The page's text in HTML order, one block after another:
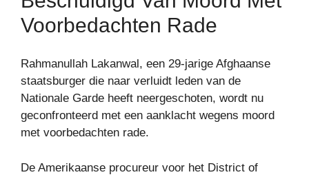
Voorbedachten Rade
Rahmanullah Lakanwal, een 29-jarige Afghaanse
staatsburger die naar verluidt leden van de
Nationale Garde heeft neergeschoten, wordt nu
geconfronteerd met een aanklacht wegens moord
met voorbedachten rade.
De Amerikaanse procureur voor het District of